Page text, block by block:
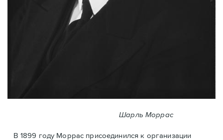
Шарль Моррас
В 1899 году Моррас присоединился к организации